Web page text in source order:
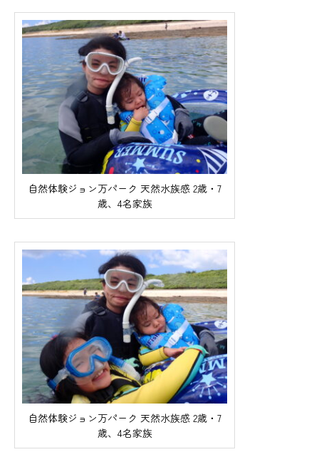
自然体験ジョン万パーク 天然水族感 2歳・7
歳、4名家族
自然体験ジョン万パーク 天然水族感 2歳・7
歳、4名家族